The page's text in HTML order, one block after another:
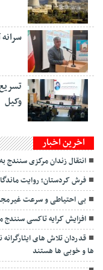
وکیل
اخرین اخبار
انتقال زندان مرکزی
فرش کردستان؛ روایت
بی احتیاطی و سرعت غیرمجاز ۹ نفر را روانه
افزایش کرایه‌ تاکسی سنندج
قدردان تلاش های
ها و خوبی ها هستند